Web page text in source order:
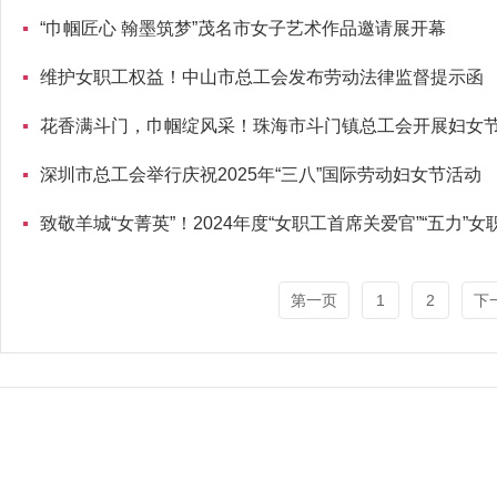
“巾帼匠心 翰墨筑梦”茂名市女子艺术作品邀请展开幕
维护女职工权益！中山市总工会发布劳动法律监督提示函
花香满斗门，巾帼绽风采！珠海市斗门镇总工会开展妇女
深圳市总工会举行庆祝2025年“三八”国际劳动妇女节活动
致敬羊城“女菁英”！2024年度“女职工首席关爱官”“五力”
第一页 1 2 下